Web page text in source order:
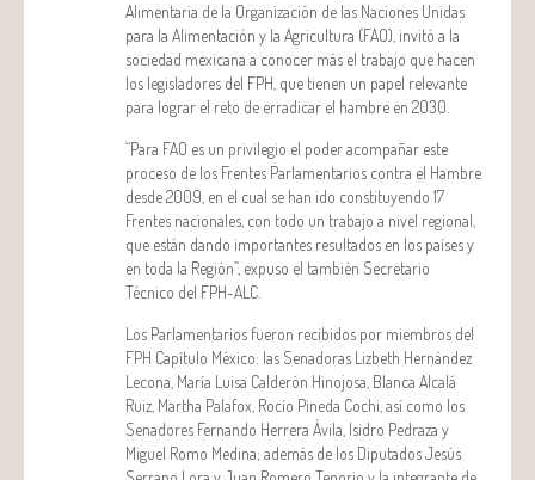
Alimentaria de la Organización de las Naciones Unidas
para la Alimentación y la Agricultura (FAO), invitó a la
sociedad mexicana a conocer más el trabajo que hacen
los legisladores del FPH, que tienen un papel relevante
para lograr el reto de erradicar el hambre en 2030.
“Para FAO es un privilegio el poder acompañar este
proceso de los Frentes Parlamentarios contra el Hambre
desde 2009, en el cual se han ido constituyendo 17
Frentes nacionales, con todo un trabajo a nivel regional,
que están dando importantes resultados en los países y
en toda la Región”, expuso el también Secretario
Técnico del FPH-ALC.
Los Parlamentarios fueron recibidos por miembros del
FPH Capítulo México: las Senadoras Lizbeth Hernández
Lecona, María Luisa Calderón Hinojosa, Blanca Alcalá
Ruiz, Martha Palafox, Rocío Pineda Cochi, así como los
Senadores Fernando Herrera Ávila, Isidro Pedraza y
Miguel Romo Medina; además de los Diputados Jesús